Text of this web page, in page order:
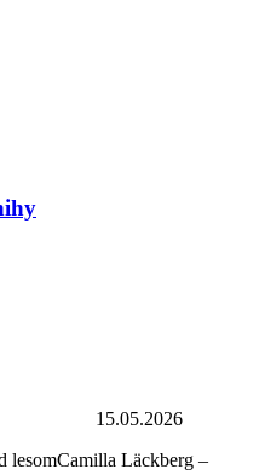
15.05.2026
lesomCamilla Läckberg –